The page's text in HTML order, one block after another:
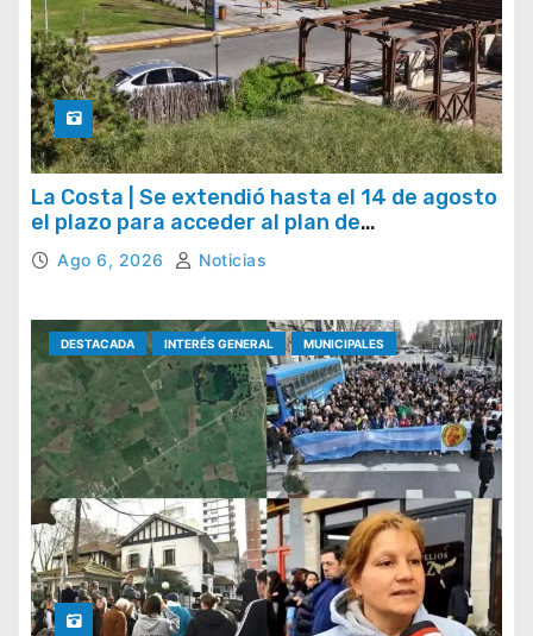
La Costa | Se extendió hasta el 14 de agosto
el plazo para acceder al plan de
regularización de tasas municipales
Ago 6, 2026 Noticias
DESTACADA INTERÉS GENERAL MUNICIPALES